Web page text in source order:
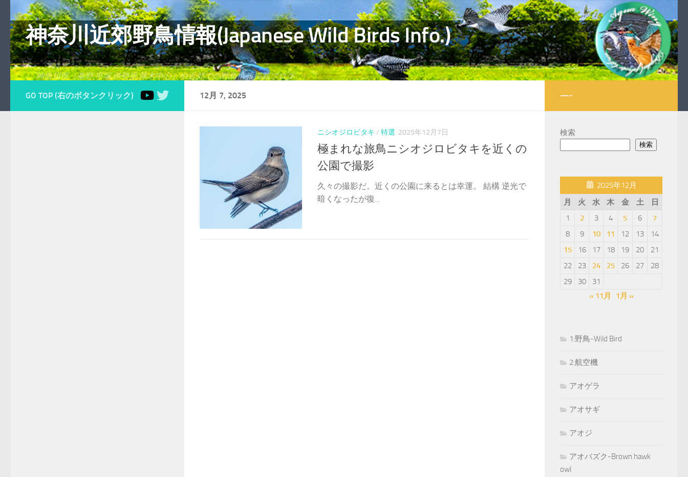
コンテンツへスキップ
神奈川近郊野鳥情報(Japanese Wild Birds Info.)
神奈川県（秦野,平塚,伊勢原,厚木中心）や近郊での野鳥情報掲載ブログ
12月 7, 2025
ニシオジロビタキ / 特選 2025年12月7日
極まれな旅鳥ニシオジロビタキを近くの
公園で撮影
久々の撮影だ。近くの公園に来るとは幸運。 結構 逆光で
暗くなったが復...
GO TOP (右のボタンクリック) —-
検索
検索
2025年12月
月
火 水 木 金 土
日
1
2 3 4 5 6
7
8
9 10 11 12 13
14
15
16 17 18 19 20
21
22
23 24 25 26 27
28
29
30
31
« 11月
1月 »
1:野鳥-Wild Bird
2:航空機
アオゲラ
アオサギ
アオジ
アオバズク-Brown hawk
owl